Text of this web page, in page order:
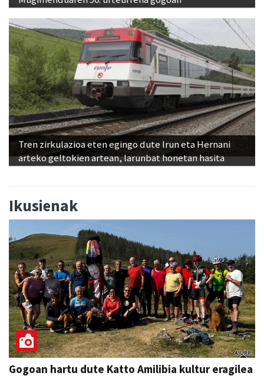
Tren zirkulazioa eten egingo dute Irun eta Hernani
arteko geltokien artean, larunbat honetan hasita
Ikusienak
Gogoan hartu dute Katto Amilibia kultur eragilea